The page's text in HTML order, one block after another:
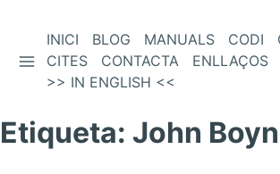
contingut
BARRA LATERAL
INICI BLOG MANUALS CODI
CITES
CONTACTA ENLLAÇOS
>> IN ENGLISH <<
Etiqueta: John